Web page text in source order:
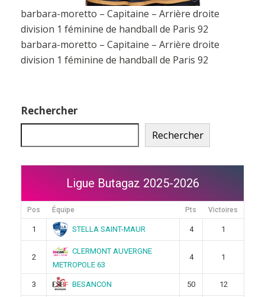
barbara-moretto – Capitaine – Arrière droite
division 1 féminine de handball de Paris 92
barbara-moretto – Capitaine – Arrière droite
division 1 féminine de handball de Paris 92
Rechercher
Rechercher
Ligue Butagaz 2025-2026
Pos Équipe Pts Victoires
1 STELLA SAINT-MAUR 4 1
2
CLERMONT AUVERGNE
METROPOLE 63
4 1
3 BESANCON 50 12